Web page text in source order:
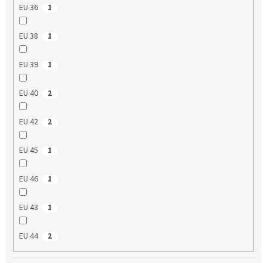
EU 36 1
EU 38 1
EU 39 1
EU 40 2
EU 42 2
EU 45 1
EU 46 1
EU 43 1
EU 44 2